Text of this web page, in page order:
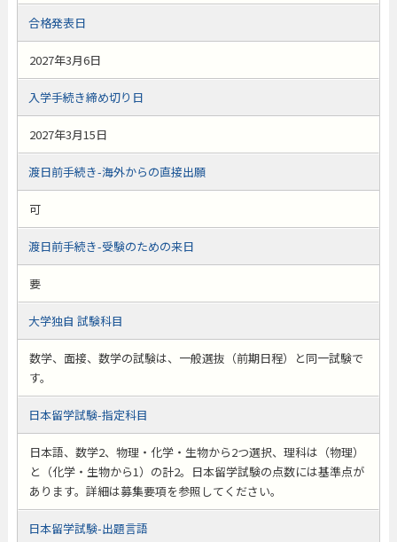
合格発表日
2027年3月6日
入学手続き締め切り日
2027年3月15日
渡日前手続き-海外からの直接出願
可
渡日前手続き-受験のための来日
要
大学独自 試験科目
数学、面接、数学の試験は、一般選抜（前期日程）と同一試験で
す。
日本留学試験-指定科目
日本語、数学2、物理・化学・生物から2つ選択、理科は（物理）
と（化学・生物から1）の計2。日本留学試験の点数には基準点が
あります。詳細は募集要項を参照してください。
日本留学試験-出題言語